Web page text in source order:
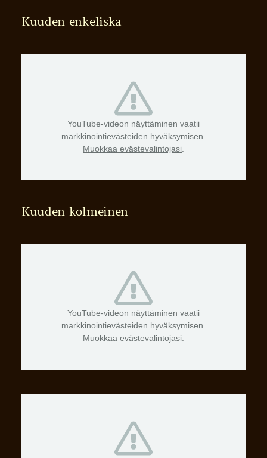
Kuuden enkeliska
YouTube-videon näyttäminen vaatii
markkinointievästeiden hyväksymisen.
Muokkaa evästevalintojasi
Kuuden kolmeinen
YouTube-videon näyttäminen vaatii
markkinointievästeiden hyväksymisen.
Muokkaa evästevalintojasi.